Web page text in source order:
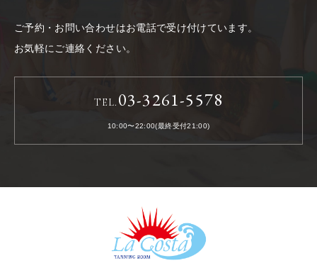
ご予約・お問い合わせはお電話で受け付けています。
お気軽にご連絡ください。
TEL. 03-3261-5578
10:00〜22:00(最終受付21:00)